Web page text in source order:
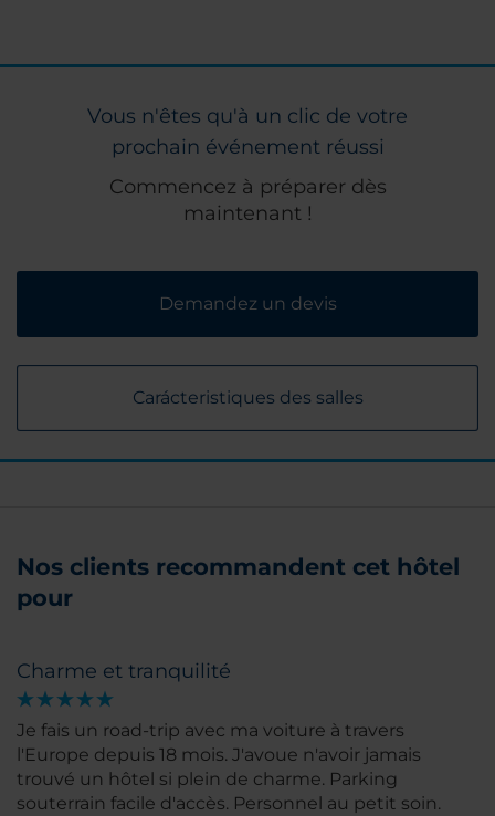
Vous n'êtes qu'à un clic de votre
prochain événement réussi
Commencez à préparer dès
maintenant !
Demandez un devis
Carácteristiques des salles
Nos clients recommandent cet hôtel
pour
Charme et tranquilité
Je fais un road-trip avec ma voiture à travers
l'Europe depuis 18 mois. J'avoue n'avoir jamais
trouvé un hôtel si plein de charme. Parking
souterrain facile d'accès. Personnel au petit soin.